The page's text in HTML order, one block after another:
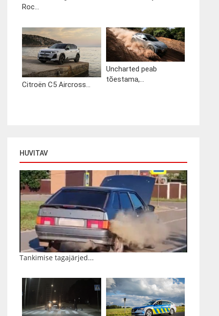
Roc...
Citroën C5 Aircross...
Uncharted peab
tõestama,...
HUVITAV
Tankimise tagajärjed...